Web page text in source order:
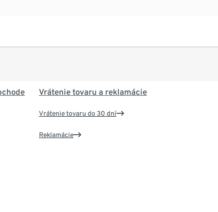
Vrátenie tovaru a reklamácie
Vrátenie tovaru do 30 dní
Reklamácie